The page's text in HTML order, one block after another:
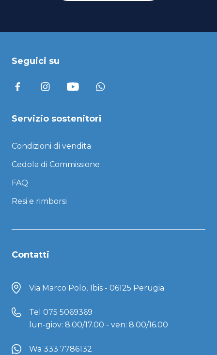
Seguici su
Servizio sostenitori
Condizioni di vendita
Cedola di Commissione
FAQ
Resi e rimborsi
Contatti
Via Marco Polo, 1bis - 06125 Perugia
Tel 075 5069369
lun-giov: 8.00/17.00 - ven: 8.00/16.00
Wa 333 7786132